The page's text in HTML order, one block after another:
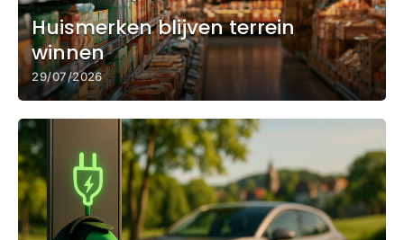
Huismerken blijven terrein
winnen
29/07/2026